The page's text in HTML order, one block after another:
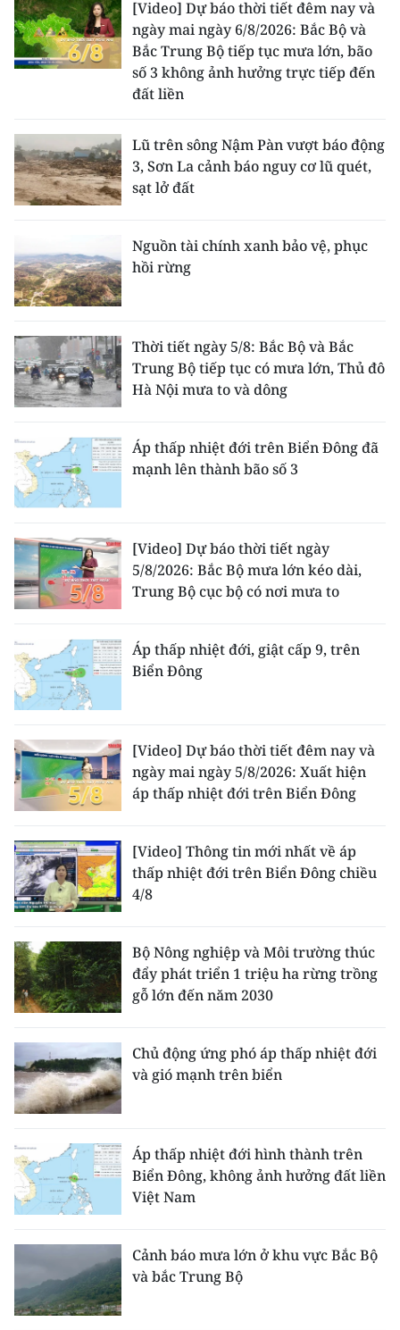
[Video] Dự báo thời tiết đêm nay và
ngày mai ngày 6/8/2026: Bắc Bộ và
Bắc Trung Bộ tiếp tục mưa lớn, bão
số 3 không ảnh hưởng trực tiếp đến
đất liền
Lũ trên sông Nậm Pàn vượt báo động
3, Sơn La cảnh báo nguy cơ lũ quét,
sạt lở đất
Nguồn tài chính xanh bảo vệ, phục
hồi rừng
Thời tiết ngày 5/8: Bắc Bộ và Bắc
Trung Bộ tiếp tục có mưa lớn, Thủ đô
Hà Nội mưa to và dông
Áp thấp nhiệt đới trên Biển Đông đã
mạnh lên thành bão số 3
[Video] Dự báo thời tiết ngày
5/8/2026: Bắc Bộ mưa lớn kéo dài,
Trung Bộ cục bộ có nơi mưa to
Áp thấp nhiệt đới, giật cấp 9, trên
Biển Đông
[Video] Dự báo thời tiết đêm nay và
ngày mai ngày 5/8/2026: Xuất hiện
áp thấp nhiệt đới trên Biển Đông
[Video] Thông tin mới nhất về áp
thấp nhiệt đới trên Biển Đông chiều
4/8
Bộ Nông nghiệp và Môi trường thúc
đẩy phát triển 1 triệu ha rừng trồng
gỗ lớn đến năm 2030
Chủ động ứng phó áp thấp nhiệt đới
và gió mạnh trên biển
Áp thấp nhiệt đới hình thành trên
Biển Đông, không ảnh hưởng đất liền
Việt Nam
Cảnh báo mưa lớn ở khu vực Bắc Bộ
và bắc Trung Bộ